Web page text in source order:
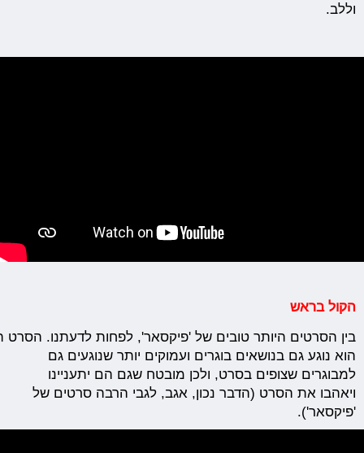
וללב.
הקול בראש
בין הסרטים היותר טובים של 'פיקסאר',לפחות לדעתנו. הסרט
הוא נוגע גם בנושאים בוגרים ועמוקים יותר שנוגעים גם
למבוגרים שצופים בסרט, ולכן מובטח שגם הם יתעניינו
ויאהבו את הסרט (הדבר נכון, אגב, לגבי הרבה סרטים של
'פיקסאר').